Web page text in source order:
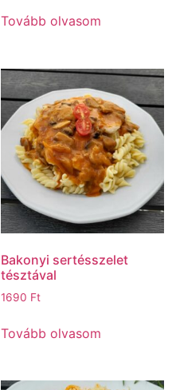
Tovább olvasom
Bakonyi sertésszelet
tésztával
1690 Ft
Tovább olvasom